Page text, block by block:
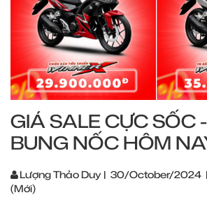
GIÁ SALE CỰC SỐC
BUNG NỐC HÔM
Lượng Thảo Duy | 30/October/2024 |
(Mới)